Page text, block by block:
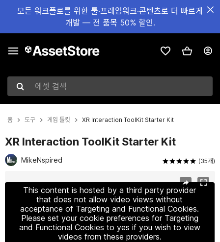
모든 워크플로를 위한 툴·프레임워크·콘텐츠로 더 빠르게
개발 — 전 품목 50% 할인.
에셋 검색
홈 도구 게임 툴킷 XR Interaction ToolKit Starter Kit
XR Interaction ToolKit Starter Kit
MikeNspired (35개)
This content is hosted by a third party provider
that does not allow video views without
acceptance of Targeting and Functional Cookies.
Please set your cookie preferences for Targeting
and Functional Cookies to yes if you wish to view
videos from these providers.